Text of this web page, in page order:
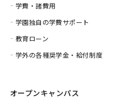
学費・諸費用
学園独自の学費サポート
教育ローン
学外の各種奨学金・給付制度
オープンキャンパス